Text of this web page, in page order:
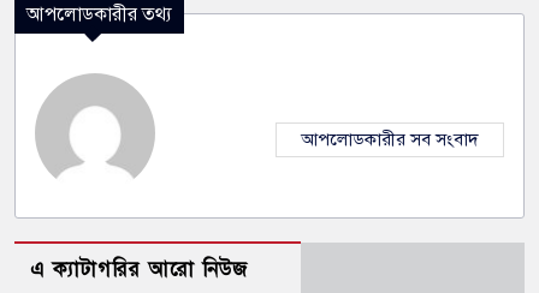
আপলোডকারীর তথ্য
আপলোডকারীর সব সংবাদ
এ ক্যাটাগরির আরো নিউজ